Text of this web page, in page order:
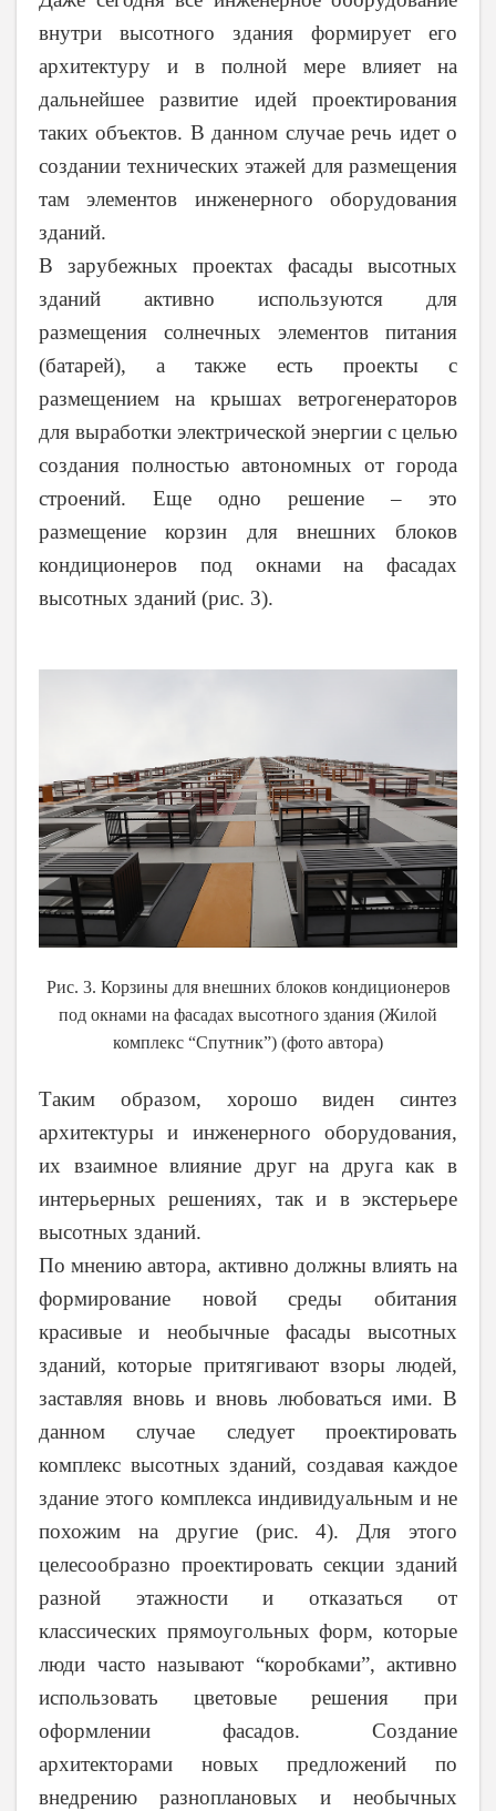
внутри высотного здания формирует его
архитектуру и в полной мере влияет на
дальнейшее развитие идей проектирования
таких объектов. В данном случае речь идет о
создании технических этажей для размещения
там элементов инженерного оборудования
зданий.
В зарубежных проектах фасады высотных
зданий активно используются для
размещения солнечных элементов питания
(батарей), а также есть проекты с
размещением на крышах ветрогенераторов
для выработки электрической энергии с целью
создания полностью автономных от города
строений. Еще одно решение – это
размещение корзин для внешних блоков
кондиционеров под окнами на фасадах
высотных зданий (рис. 3).
Рис. 3. Корзины для внешних блоков кондиционеров
под окнами на фасадах высотного здания (Жилой
комплекс “Спутник”) (фото автора)
Таким образом, хорошо виден синтез
архитектуры и инженерного оборудования,
их взаимное влияние друг на друга как в
интерьерных решениях, так и в экстерьере
высотных зданий.
По мнению автора, активно должны влиять на
формирование новой среды обитания
красивые и необычные фасады высотных
зданий, которые притягивают взоры людей,
заставляя вновь и вновь любоваться ими. В
данном случае следует проектировать
комплекс высотных зданий, создавая каждое
здание этого комплекса индивидуальным и не
похожим на другие (рис. 4). Для этого
целесообразно проектировать секции зданий
разной этажности и отказаться от
классических прямоугольных форм, которые
люди часто называют “коробками”, активно
использовать цветовые решения при
оформлении фасадов. Создание
архитекторами новых предложений по
внедрению разноплановых и необычных